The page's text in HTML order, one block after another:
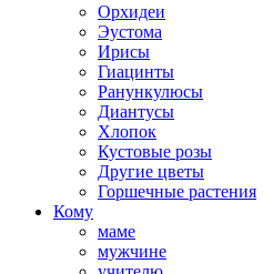
Орхидеи
Эустома
Ирисы
Гиацинты
Ранункулюсы
Диантусы
Хлопок
Кустовые розы
Другие цветы
Горшечные растения
Кому
маме
мужчине